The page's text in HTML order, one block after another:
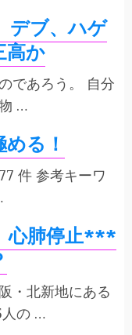
デブ、ハゲ
高か
であろう。 自分
…
る！
件 参考キーワ
心肺停止***
・北新地にある
人の …